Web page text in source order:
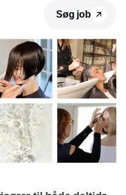
Søg job